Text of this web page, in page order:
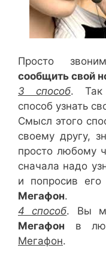
Просто
сообщить свой
3 способ. Так
способ узнать
Смысл этого
своему другу,
просто любому
сначала надо
и попросив
Мегафон.
4 способ. Вы
Мегафон в
Мегафон.